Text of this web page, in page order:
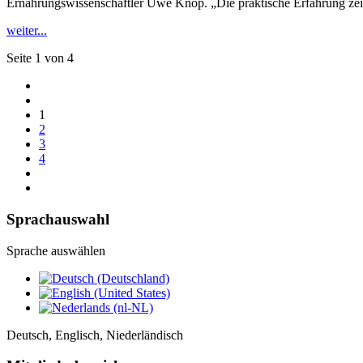
Ernährungswissenschaftler Uwe Knop. „Die praktische Erfahrung
weiter...
Seite 1 von 4
1
2
3
4
Sprachauswahl
Sprache auswählen
Deutsch, Englisch, Niederländisch